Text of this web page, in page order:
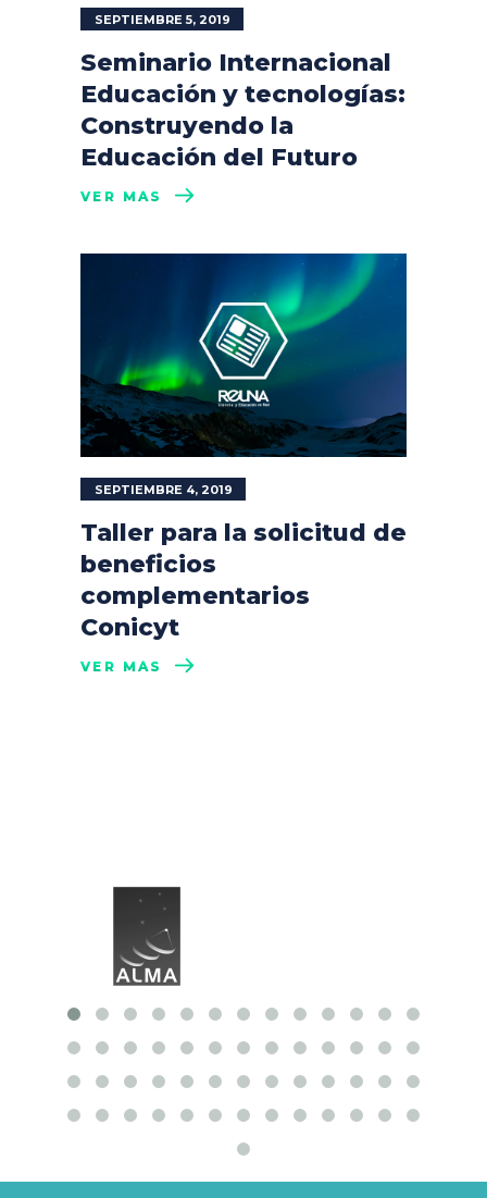
SEPTIEMBRE 5, 2019
Seminario Internacional
Educación y tecnologías:
Construyendo la
Educación del Futuro
VER MÁS
SEPTIEMBRE 4, 2019
Taller para la solicitud de
beneficios
complementarios
Conicyt
VER MÁS